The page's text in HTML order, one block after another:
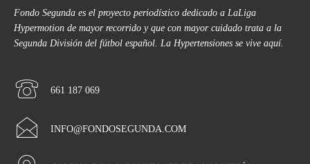
Fondo Segunda es el proyecto periodístico dedicado a LaLiga
Hypermotion de mayor recorrido y que con mayor cuidado trata a la
Segunda División del fútbol español. La Hypertensiones se vive aquí.
661 187 069
INFO@FONDOSEGUNDA.COM